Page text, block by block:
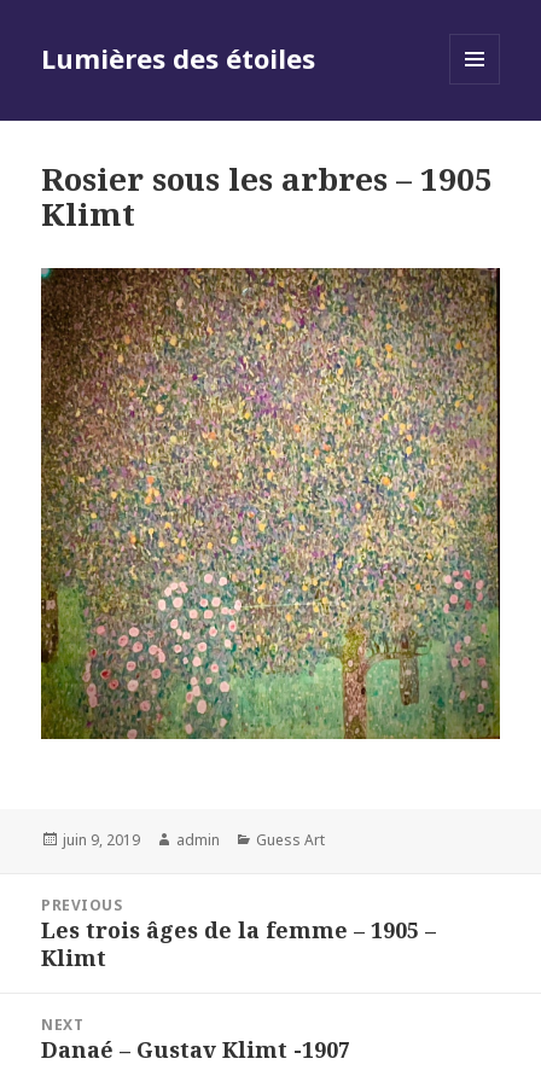
Lumières des étoiles
Rosier sous les arbres – 1905
Klimt
Posted
juin 9, 2019 Author
admin Categories
Guess Art
l’article
PREVIOUS
Previous
post:
Les trois âges de la femme – 1905 –
Klimt
NEXT
Next
Danaé – Gustav Klimt -1907